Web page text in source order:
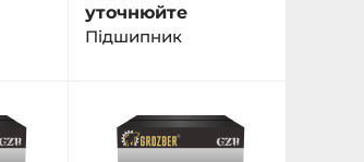
уточнюйте
Пiдшипник